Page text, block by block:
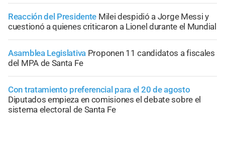
Reacción del Presidente Milei despidió a Jorge Messi y
cuestionó a quienes criticaron a Lionel durante el Mundial
Asamblea Legislativa Proponen 11 candidatos a fiscales
del MPA de Santa Fe
Con tratamiento preferencial para el 20 de agosto
Diputados empieza en comisiones el debate sobre el
sistema electoral de Santa Fe